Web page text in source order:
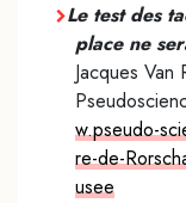
Le test des
place ne
Jacques Van
w.pseudo-
re-de-
usee